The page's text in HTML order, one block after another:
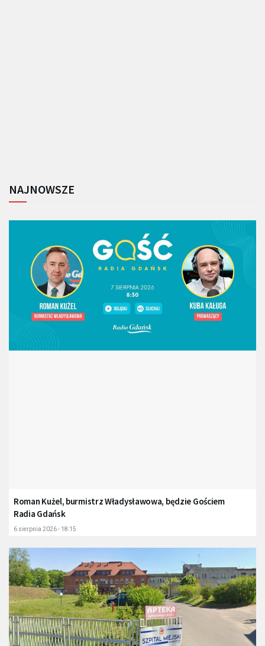
NAJNOWSZE
Roman Kużel, burmistrz Władysławowa, będzie Gościem
Radia Gdańsk
6 sierpnia 2026 - 18:15